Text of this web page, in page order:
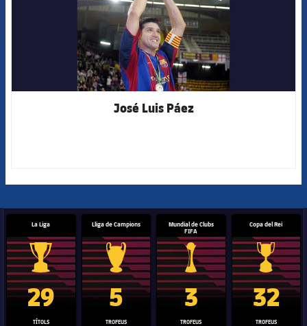
José Luis Páez
La Liga
Trofeu de la Liga
29
TÍTOLS
Lliga de Campions
Trofeu de la Lliga de Campions
5
TROFEUS
Mundial de Clubs
FIFA
Trofeu del Mundial de Clubs
3
TROFEUS
Copa del Rei
Copa del
32
TROFEUS